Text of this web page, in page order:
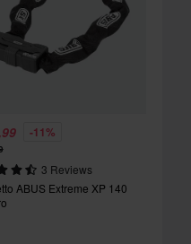
-11%
3 Reviews
ABUS Extreme XP 140